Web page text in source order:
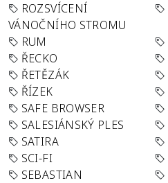
ROZSVÍCENÍ
VÁNOČNÍHO STROMU
RUM
ŘECKO
ŘETĚZÁK
ŘÍZEK
SAFE BROWSER
SALESIÁNSKÝ PLES
SATIRA
SCI-FI
SEBASTIAN